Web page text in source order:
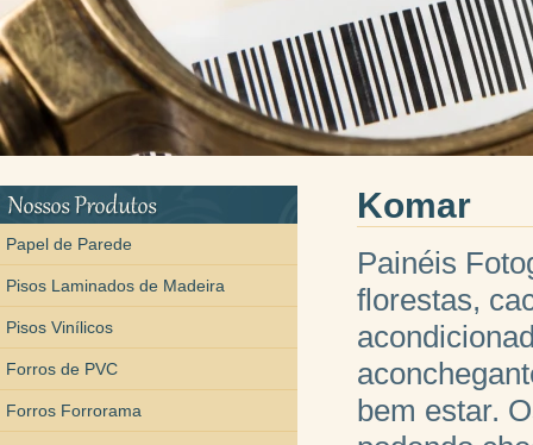
Papel de Parede
Pisos Laminados de Madeira
Pisos Vinílicos
Forros de PVC
Forros Forrorama
Komar
Painéis
florestas,
bem estar.